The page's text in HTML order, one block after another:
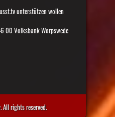
unterstützen wollen
00 Volksbank Worpswede
rights reserved.